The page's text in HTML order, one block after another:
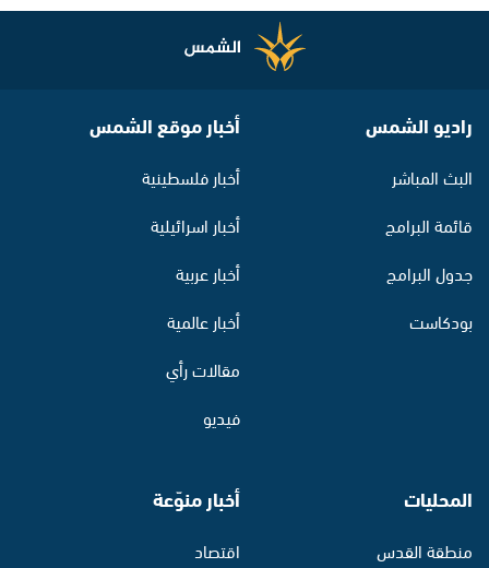
راديو الشمس
البث المباشر
قائمة البرامج
جدول البرامج
بودكاست
أخبار موقع الشمس
أخبار فلسطينية
أخبار اسرائيلية
أخبار عربية
أخبار عالمية
مقالات رأي
فيديو
المحليات
منطقة القدس
أخبار منوّعة
اقتصاد